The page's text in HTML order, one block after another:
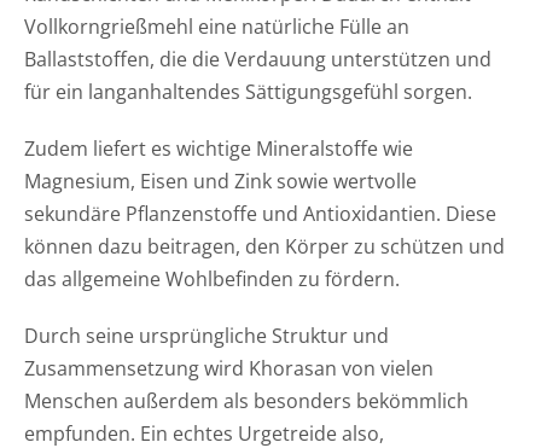
Vollkorngrießmehl eine natürliche Fülle an
Ballaststoffen, die die Verdauung unterstützen und
für ein langanhaltendes Sättigungsgefühl sorgen.
Zudem liefert es wichtige Mineralstoffe wie
Magnesium, Eisen und Zink sowie wertvolle
sekundäre Pflanzenstoffe und Antioxidantien. Diese
können dazu beitragen, den Körper zu schützen und
das allgemeine Wohlbefinden zu fördern.
Durch seine ursprüngliche Struktur und
Zusammensetzung wird Khorasan von vielen
Menschen außerdem als besonders bekömmlich
empfunden. Ein echtes Urgetreide also,